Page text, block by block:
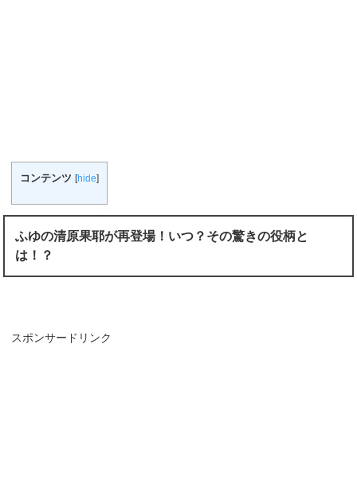
コンテンツ [hide]
ふゆの清原果耶が再登場！いつ？その驚きの役柄と
は！？
スポンサードリンク